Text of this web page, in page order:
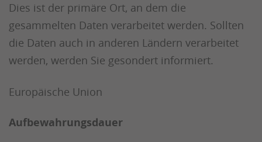
Dies ist der primäre Ort, an dem die
gesammelten Daten verarbeitet werden. Sollten
die Daten auch in anderen Ländern verarbeitet
werden, werden Sie gesondert informiert.
Europäische Union
Aufbewahrungsdauer